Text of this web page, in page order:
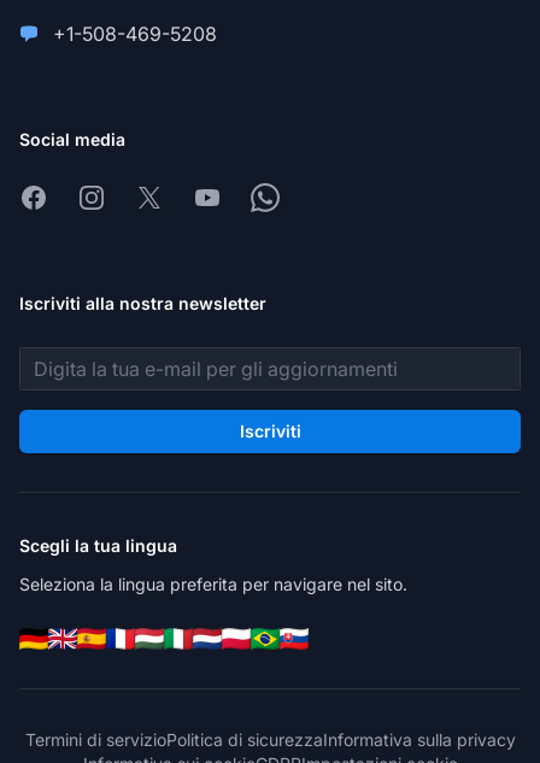
+1-508-469-5208
Social media
FacebookInstagram
X YoutubeWhatsapp
Iscriviti alla nostra newsletter
Indirizzo email
Iscriviti
Scegli la tua lingua
Seleziona la lingua preferita per navigare nel sito.
Termini di servizioPolitica di sicurezzaInformativa sulla privacy